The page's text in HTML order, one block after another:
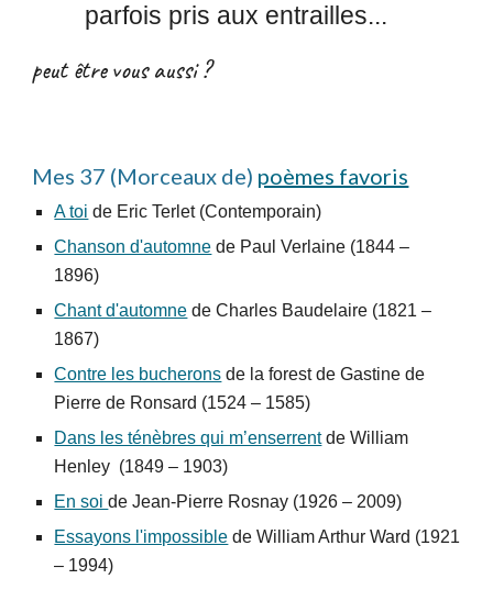
parfois pris aux entrailles...
peut être vous aussi ?
Mes 37 (Morceaux de) poèmes favoris
A toi de Eric Terlet (Contemporain)
Chanson d'automne de Paul Verlaine (1844 –
1896)
Chant d'automne deCharles Baudelaire (1821 –
1867)
Contre les bucherons de la forest de Gastine de
Pierre de Ronsard (1524 – 1585)
Dans les ténèbres qui m’enserrentde William
Henley (1849 – 1903)
En soide Jean-Pierre Rosnay (1926 – 2009)
Essayons l'impossible de William Arthur Ward (1921
– 1994)